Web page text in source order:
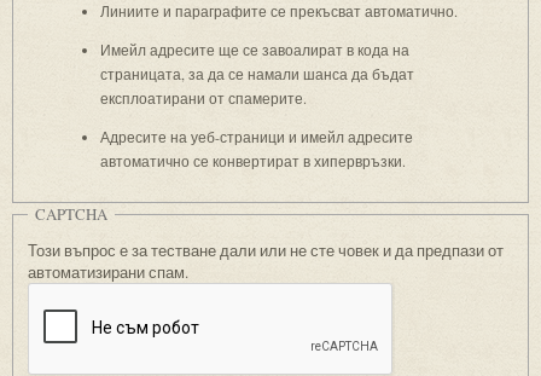
Линиите и параграфите се прекъсват автоматично.
Имейл адресите ще се завоалират в кода на
страницата, за да се намали шанса да бъдат
експлоатирани от спамерите.
Адресите на уеб-страници и имейл адресите
автоматично се конвертират в хипервръзки.
CAPTCHA
Този въпрос е за тестване дали или не сте човек и да предпази от
автоматизирани спам.